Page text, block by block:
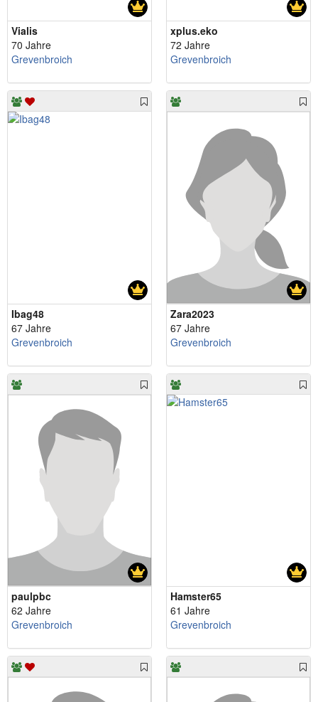
Vialis
70 Jahre
Grevenbroich
xplus.eko
72 Jahre
Grevenbroich
Ibag48
67 Jahre
Grevenbroich
Zara2023
67 Jahre
Grevenbroich
paulpbc
62 Jahre
Grevenbroich
Hamster65
61 Jahre
Grevenbroich